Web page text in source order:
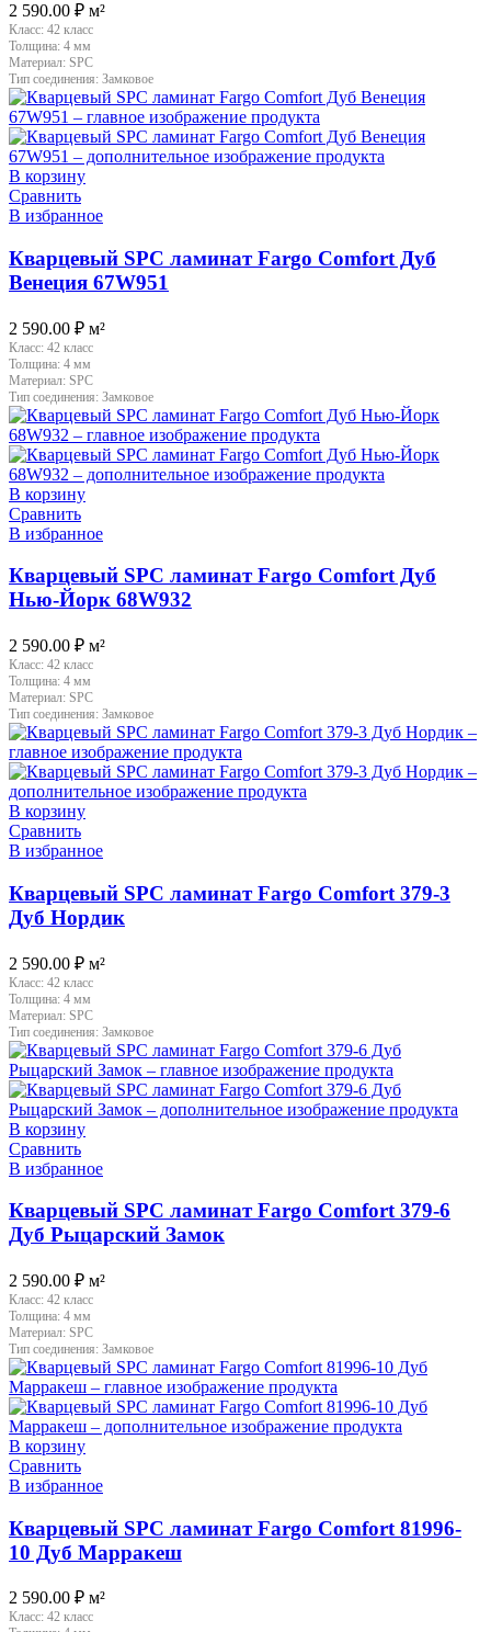
2 590.00 ₽ м²
Класс: 42 класс
Толщина: 4 мм
Материал: SPC
Тип соединения: Замковое
В корзину
Сравнить
В избранное
Кварцевый SPC ламинат Fargo Comfort Дуб
Венеция 67W951
2 590.00 ₽ м²
Класс: 42 класс
Толщина: 4 мм
Материал: SPC
Тип соединения: Замковое
В корзину
Сравнить
В избранное
Кварцевый SPC ламинат Fargo Comfort Дуб
Нью-Йорк 68W932
2 590.00 ₽ м²
Класс: 42 класс
Толщина: 4 мм
Материал: SPC
Тип соединения: Замковое
В корзину
Сравнить
В избранное
Кварцевый SPC ламинат Fargo Comfort 379-3
Дуб Нордик
2 590.00 ₽ м²
Класс: 42 класс
Толщина: 4 мм
Материал: SPC
Тип соединения: Замковое
В корзину
Сравнить
В избранное
Кварцевый SPC ламинат Fargo Comfort 379-6
Дуб Рыцарский Замок
2 590.00 ₽ м²
Класс: 42 класс
Толщина: 4 мм
Материал: SPC
Тип соединения: Замковое
В корзину
Сравнить
В избранное
Кварцевый SPC ламинат Fargo Comfort 81996-
10 Дуб Марракеш
2 590.00 ₽ м²
Класс: 42 класс